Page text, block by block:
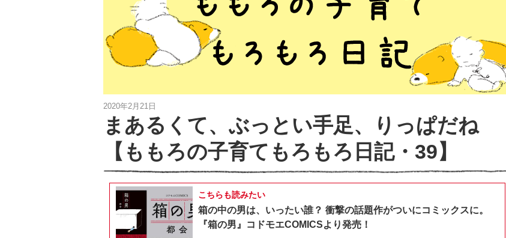
2020年2月21日
まあるくて、ぶっとい手足、りっぱだね
【ももろの子育てもろもろ日記・39】
こちらも読みたい
箱の中の男は、いったい誰？ 衝撃の話題作がついにコミックスに。
『箱の男』コドモエCOMICSより発売！